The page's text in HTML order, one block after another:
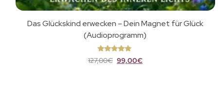
Das Glückskind erwecken – Dein Magnet für Glück
(Audioprogramm)
Bewertet
mit 5von
127,00€ 99,00€